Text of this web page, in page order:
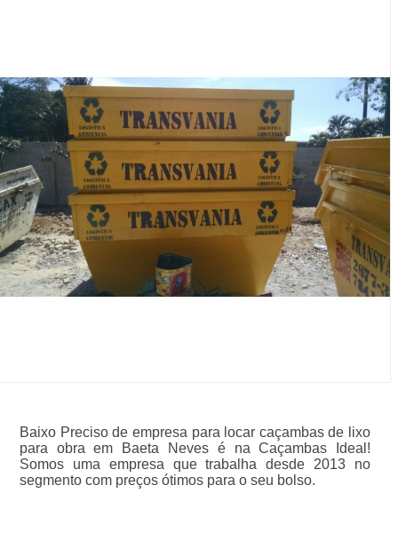
Baixo Preciso de empresa para locar caçambas de lixo
para obra em Baeta Neves é na Caçambas Ideal!
Somos uma empresa que trabalha desde 2013 no
segmento com preços ótimos para o seu bolso.